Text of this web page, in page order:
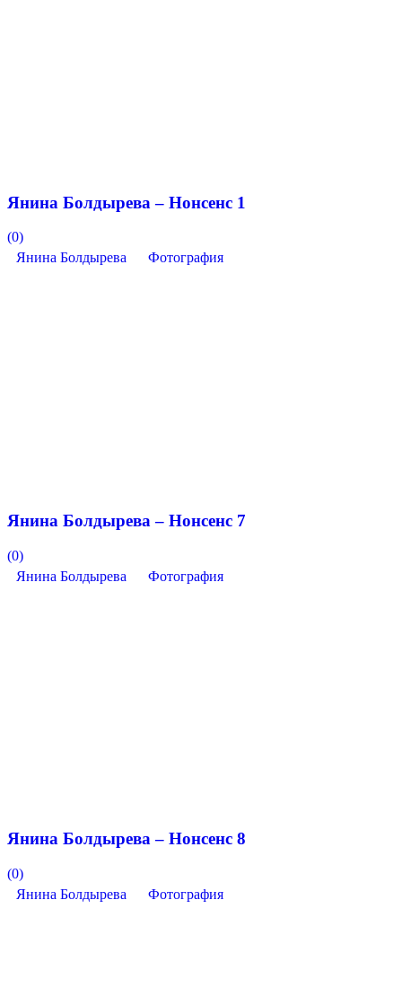
Янина Болдырева – Нонсенс 1
(0)
Янина Болдырева
Фотография
Янина Болдырева – Нонсенс 7
(0)
Янина Болдырева
Фотография
Янина Болдырева – Нонсенс 8
(0)
Янина Болдырева
Фотография